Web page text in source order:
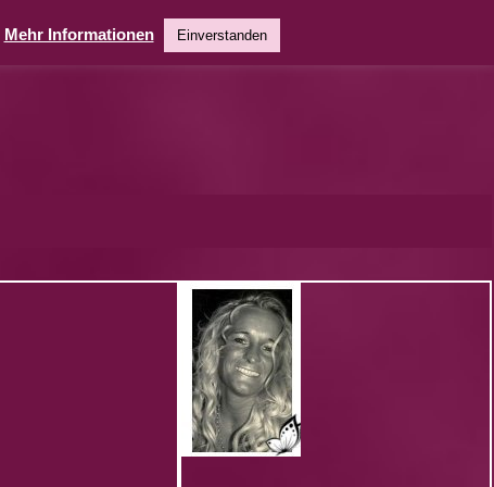
Mehr Informationen Einverstanden